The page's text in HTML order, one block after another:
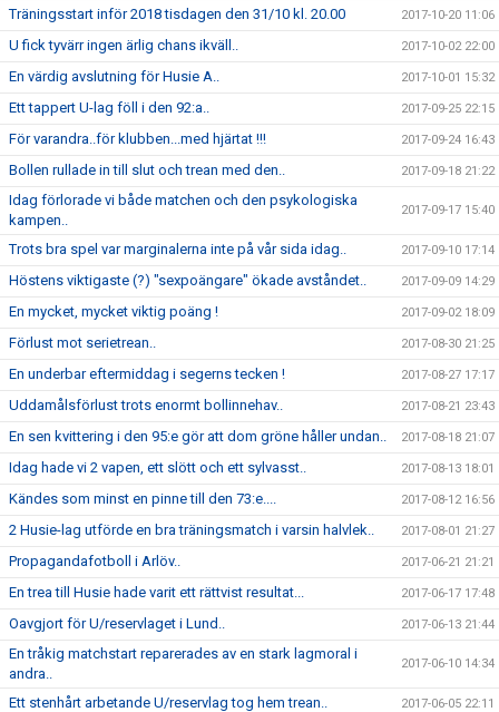
Träningsstart inför 2018 tisdagen den 31/10 kl. 20.00 2017-10-20 11:06
U fick tyvärr ingen ärlig chans ikväll.. 2017-10-02 22:00
En värdig avslutning för Husie A.. 2017-10-01 15:32
Ett tappert U-lag föll i den 92:a.. 2017-09-25 22:15
För varandra..för klubben...med hjärtat !!! 2017-09-24 16:43
Bollen rullade in till slut och trean med den.. 2017-09-18 21:22
Idag förlorade vi både matchen och den psykologiska
kampen..
2017-09-17 15:40
Trots bra spel var marginalerna inte på vår sida idag.. 2017-09-10 17:14
Höstens viktigaste (?) "sexpoängare" ökade avståndet.. 2017-09-09 14:29
En mycket, mycket viktig poäng ! 2017-09-02 18:09
Förlust mot serietrean.. 2017-08-30 21:25
En underbar eftermiddag i segerns tecken ! 2017-08-27 17:17
Uddamålsförlust trots enormt bollinnehav.. 2017-08-21 23:43
En sen kvittering i den 95:e gör att dom gröne håller undan.. 2017-08-18 21:07
Idag hade vi 2 vapen, ett slött och ett sylvasst.. 2017-08-13 18:01
Kändes som minst en pinne till den 73:e.... 2017-08-12 16:56
2 Husie-lag utförde en bra träningsmatch i varsin halvlek.. 2017-08-01 21:27
Propagandafotboll i Arlöv.. 2017-06-21 21:21
En trea till Husie hade varit ett rättvist resultat... 2017-06-17 17:48
Oavgjort för U/reservlaget i Lund.. 2017-06-13 21:44
En tråkig matchstart reparerades av en stark lagmoral i
andra..
2017-06-10 14:34
Ett stenhårt arbetande U/reservlag tog hem trean.. 2017-06-05 22:11